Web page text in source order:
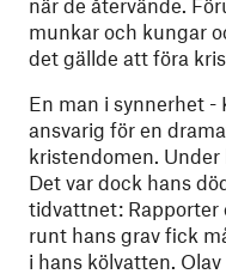
när de återvände.
munkar och kungar
det gällde att föra
En man i synnerhet -
ansvarig för en
kristendomen.
Det var dock hans
tidvattnet: Rapporter
runt hans grav fick
i hans kölvatten.